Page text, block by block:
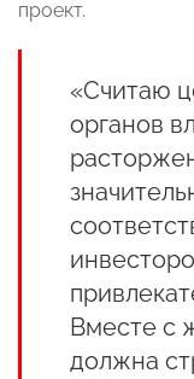
проект.
«Считаю
органов
Вместе с
должна